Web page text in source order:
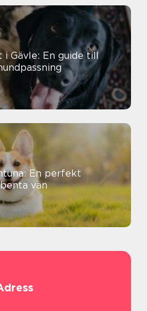
i Gävle: En guide till
En perfekt
vän